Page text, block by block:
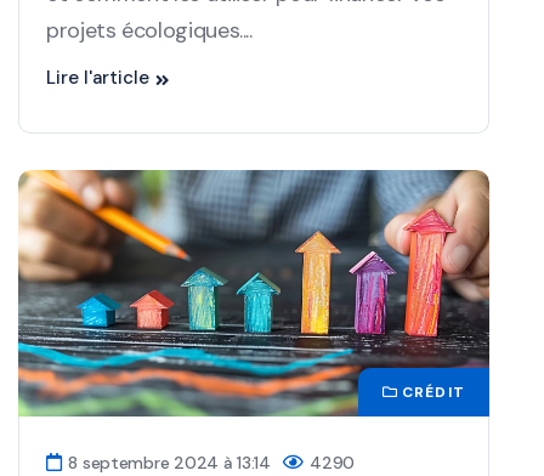
projets écologiques....
Lire l'article
CRÉDIT
8 septembre 2024 à 13:14 4290